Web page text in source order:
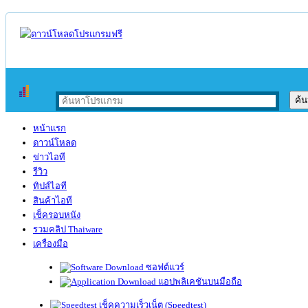
หน้าแรก
ดาวน์โหลด
ข่าวไอที
รีวิว
ทิปส์ไอที
สินค้าไอที
เช็ครอบหนัง
รวมคลิป Thaiware
เครื่องมือ
ซอฟต์แวร์
แอปพลิเคชันบนมือถือ
เช็คความเร็วเน็ต (Speedtest)